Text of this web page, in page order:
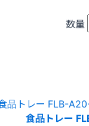
数量
食品トレー